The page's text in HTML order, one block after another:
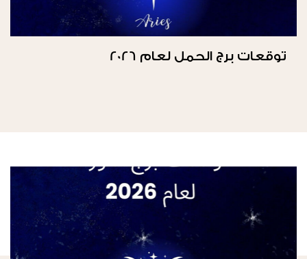
توقعات برج الحمل لعام 2026